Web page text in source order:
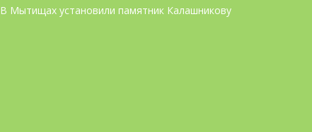
В Мытищах установили памятник Калашникову